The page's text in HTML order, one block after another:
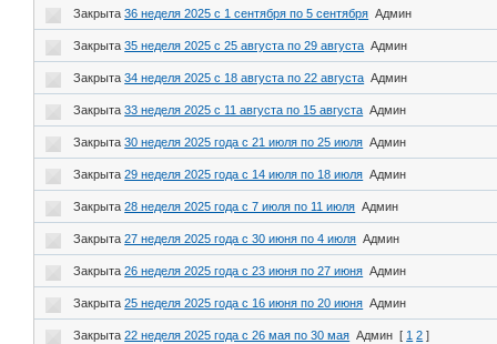
Закрыта36 неделя 2025 с 1 сентября по 5 сентября Админ
Закрыта35 неделя 2025 с 25 августа по 29 августа Админ
Закрыта34 неделя 2025 с 18 августа по 22 августа Админ
Закрыта33 неделя 2025 с 11 августа по 15 августа Админ
Закрыта30 неделя 2025 года с 21 июля по 25 июля Админ
Закрыта29 неделя 2025 года с 14 июля по 18 июля Админ
Закрыта28 неделя 2025 года с 7 июля по 11 июля Админ
Закрыта27 неделя 2025 года с 30 июня по 4 июля Админ
Закрыта26 неделя 2025 года с 23 июня по 27 июня Админ
Закрыта25 неделя 2025 года с 16 июня по 20 июня Админ
Закрыта22 неделя 2025 года с 26 мая по 30 мая Админ [ 1 2 ]